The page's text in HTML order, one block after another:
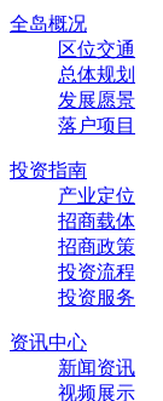
全岛概况
区位交通
总体规划
发展愿景
落户项目
投资指南
产业定位
招商载体
招商政策
投资流程
投资服务
资讯中心
新闻资讯
视频展示